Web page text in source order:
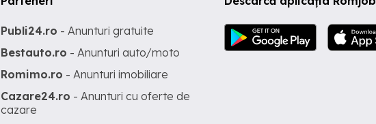
Publi24.ro - Anunturi gratuite
Bestauto.ro - Anunturi auto/moto
Romimo.ro - Anunturi imobiliare
Cazare24.ro - Anunturi cu oferte de
cazare